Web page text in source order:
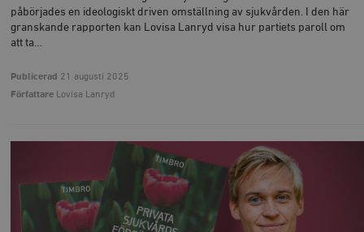
påbörjades en ideologiskt driven omställning av sjukvården. I den här
granskande rapporten kan Lovisa Lanryd visa hur partiets paroll om
att ta…
Publicerad 21 augusti 2025
Författare Lovisa Lanryd